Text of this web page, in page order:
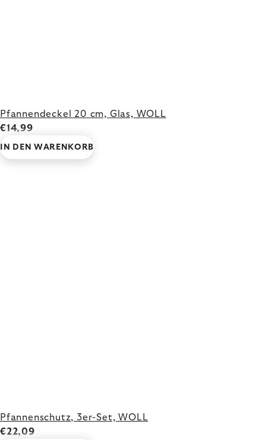
Pfannendeckel 20 cm, Glas, WOLL
€14,99
IN DEN WARENKORB
Pfannenschutz, 3er-Set, WOLL
€22,09